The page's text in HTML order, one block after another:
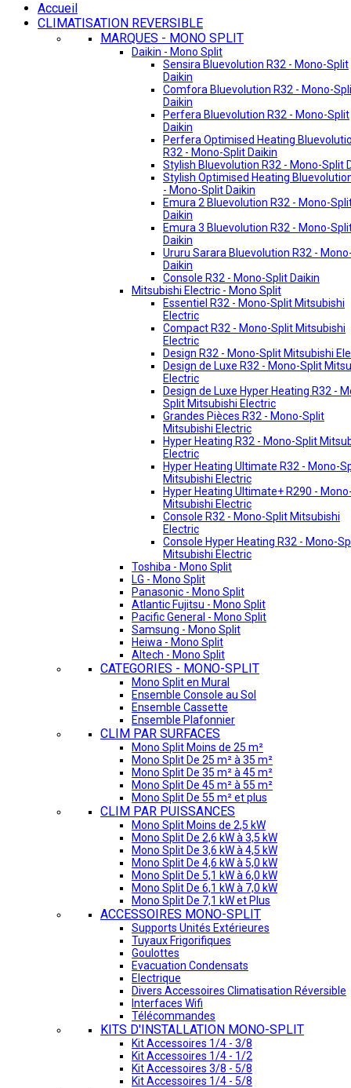
Accueil
CLIMATISATION REVERSIBLE
MARQUES - MONO SPLIT
Daikin - Mono Split
Sensira Bluevolution R32 - Mono-Split
Daikin
Comfora Bluevolution R32 - Mono-
Daikin
Perfera Bluevolution R32 - Mono-Split
Daikin
Perfera Optimised Heating
R32 - Mono-Split Daikin
Stylish Bluevolution R32 - Mono-Split
Stylish Optimised Heating
- Mono-Split Daikin
Emura 2 Bluevolution R32 - Mono-
Daikin
Emura 3 Bluevolution R32 - Mono-
Daikin
Ururu Sarara Bluevolution R32 -
Daikin
Console R32 - Mono-Split Daikin
Mitsubishi Electric - Mono Split
Essentiel R32 - Mono-Split Mitsubishi
Electric
Compact R32 - Mono-Split Mitsubishi
Electric
Design R32 - Mono-Split Mitsubishi
Design de Luxe R32 - Mono-Split
Electric
Design de Luxe Hyper Heating R32 -
Split Mitsubishi Electric
Grandes Pièces R32 - Mono-Split
Mitsubishi Electric
Hyper Heating R32 - Mono-Split
Electric
Hyper Heating Ultimate R32 - Mono-
Mitsubishi Electric
Hyper Heating Ultimate+ R290 -
Mitsubishi Electric
Console R32 - Mono-Split Mitsubishi
Electric
Console Hyper Heating R32 - Mono-
Mitsubishi Electric
Toshiba - Mono Split
LG - Mono Split
Panasonic - Mono Split
Atlantic Fujitsu - Mono Split
Pacific General - Mono Split
Samsung - Mono Split
Heiwa - Mono Split
Altech - Mono Split
CATEGORIES - MONO-SPLIT
Mono Split en Mural
Ensemble Console au Sol
Ensemble Cassette
Ensemble Plafonnier
CLIM PAR SURFACES
Mono Split Moins de 25 m²
Mono Split De 25 m² à 35 m²
Mono Split De 35 m² à 45 m²
Mono Split De 45 m² à 55 m²
Mono Split De 55 m² et plus
CLIM PAR PUISSANCES
Mono Split Moins de 2,5 kW
Mono Split De 2,6 kW à 3,5 kW
Mono Split De 3,6 kW à 4,5 kW
Mono Split De 4,6 kW à 5,0 kW
Mono Split De 5,1 kW à 6,0 kW
Mono Split De 6,1 kW à 7,0 kW
Mono Split De 7,1 kW et Plus
ACCESSOIRES MONO-SPLIT
Supports Unités Extérieures
Tuyaux Frigorifiques
Goulottes
Evacuation Condensats
Electrique
Divers Accessoires Climatisation Réversible
Interfaces Wifi
Télécommandes
KITS D'INSTALLATION MONO-SPLIT
Kit Accessoires 1/4 - 3/8
Kit Accessoires 1/4 - 1/2
Kit Accessoires 3/8 - 5/8
Kit Accessoires 1/4 - 5/8